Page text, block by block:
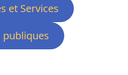
et Services
publiques